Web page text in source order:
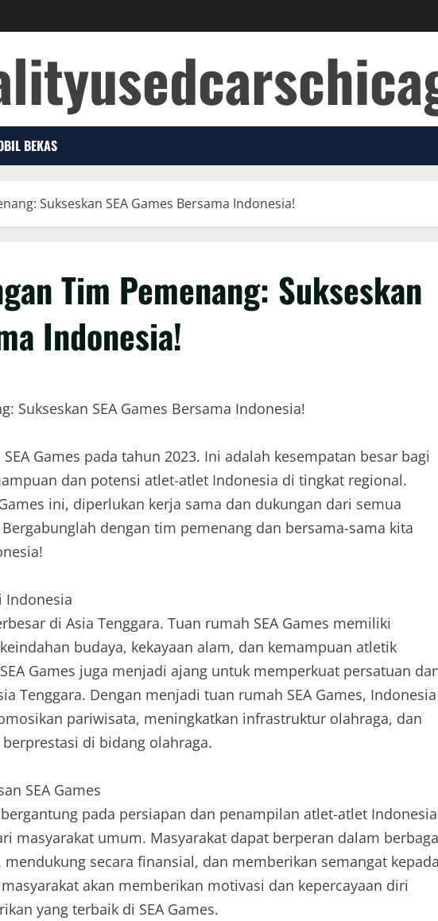
BEKAS
Sukseskan SEA Games Bersama Indonesia!
Tim Pemenang: Sukseskan
Indonesia!
Sukseskan SEA Games Bersama Indonesia!
Games pada tahun 2023. Ini adalah kesempatan besar bagi
dan potensi atlet-atlet Indonesia di tingkat regional.
ini, diperlukan kerja sama dan dukungan dari semua
dengan tim pemenang dan bersama-sama kita
Indonesia
di Asia Tenggara. Tuan rumah SEA Games memiliki
budaya, kekayaan alam, dan kemampuan atletik
Games juga menjadi ajang untuk memperkuat persatuan
Tenggara. Dengan menjadi tuan rumah SEA Games, Indonesia
pariwisata, meningkatkan infrastruktur olahraga, dan
di bidang olahraga.
SEA Games
bergantung pada persiapan dan penampilan atlet-atlet
masyarakat umum. Masyarakat dapat berperan dalam
secara finansial, dan memberikan semangat
akan memberikan motivasi dan kepercayaan diri
yang terbaik di SEA Games.